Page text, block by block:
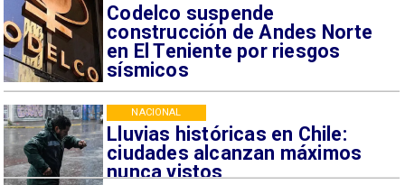
Codelco suspende
construcción de Andes Norte
en El Teniente por riesgos
sísmicos
Lluvias históricas en Chile:
ciudades alcanzan máximos
nunca vistos
NACIONAL